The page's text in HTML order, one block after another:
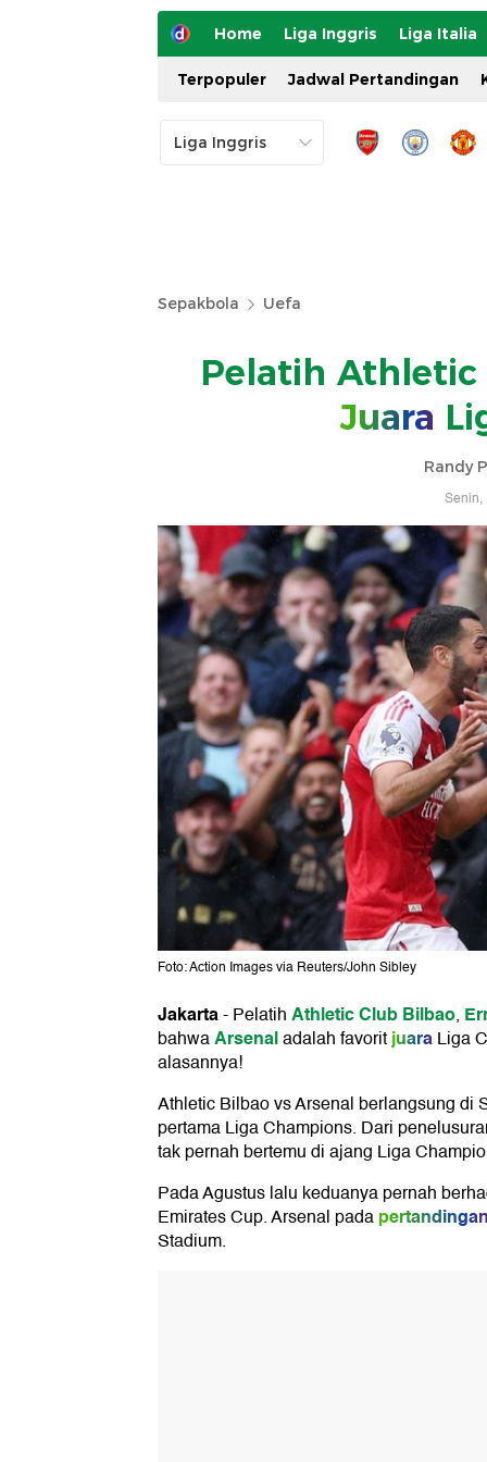
Home Liga Inggris Liga Italia
Terpopuler Jadwal Pertandingan
Sepakbola Uefa
Pelatih Athletic
Juara
Randy
Senin,
Foto: Action Images via Reuters/John Sibley
Jakarta-PelatihAthletic Club Bilbao,
bahwaArsenaladalah favoritjuaraLiga
alasannya!
Athletic Bilbao vs Arsenal berlangsung di
pertama Liga Champions. Dari
tak pernah bertemu di ajang Liga
Pada Agustus lalu keduanya pernah
Emirates Cup. Arsenal padapertandingan
Stadium.